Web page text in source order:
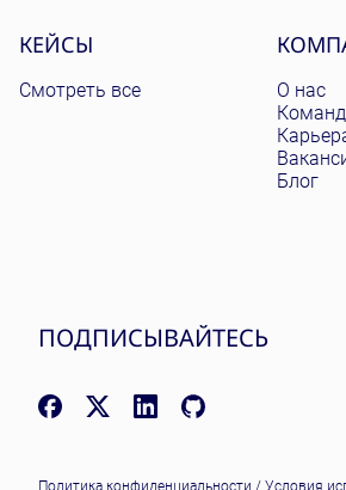
КЕЙСЫ
Смотреть все
О нас
Блог
ПОДПИСЫВАЙТЕСЬ
Facebook: facebook.com/NomadicSoftLLC
X (Twitter): x.com/nomadicsoftio
LinkedIn: linkedin.com/company/
GitHub: github.com/
Политика конфиденциальности / Условия